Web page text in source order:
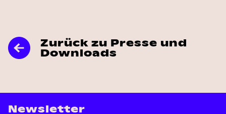
Zurück zu Presse und
Downloads
Newsletter